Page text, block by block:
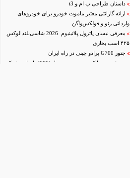
آزمایشی داگ‌وی یوتا؛ کراتوس پروازهای آزمایشی را
معلق کرد
توافق احتمالی ایران و عمان درباره تنگه هرمز و
پیامدهای آن برای صنعت خودرو و زنجیره تأمین جهانی
داستان طراحی ب ام و i3
ارائه گارانتی معتبر ماموت خودرو برای خودروهای
وارداتی رنو و فولکس‌واگن
معرفی نیسان پاترول پلاتینیوم 2026 شاسی‌بلند لوکس
۴۲۵ اسب بخاری
جتور G700 پرادو چینی در راه ایران
معرفی تویوتا کمری هیبریدی مدل 2026 وارداتی شرکت